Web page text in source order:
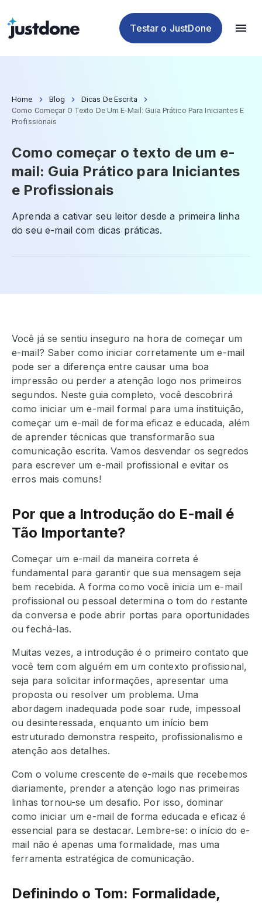
Testar o JustDone
Home Blog
Dicas De Escrita
Como Começar O Texto De Um E-Mail: Guia Prático Para Iniciantes E
Profissionais
Como começar o texto de um e-
mail: Guia Prático para Iniciantes
e Profissionais
Aprenda a cativar seu leitor desde a primeira linha
do seu e-mail com dicas práticas.
Você já se sentiu inseguro na hora de começar um
e-mail? Saber como iniciar corretamente um e-mail
pode ser a diferença entre causar uma boa
impressão ou perder a atenção logo nos primeiros
segundos. Neste guia completo, você descobrirá
como iniciar um e-mail formal para uma instituição,
começar um e-mail de forma eficaz e educada, além
de aprender técnicas que transformarão sua
comunicação escrita. Vamos desvendar os segredos
para escrever um e-mail profissional e evitar os
erros mais comuns!
Por que a Introdução do E-mail é
Tão Importante?
Começar um e-mail da maneira correta é
fundamental para garantir que sua mensagem seja
bem recebida. A forma como você inicia um e-mail
profissional ou pessoal determina o tom do restante
da conversa e pode abrir portas para oportunidades
ou fechá-las.
Muitas vezes, a introdução é o primeiro contato que
você tem com alguém em um contexto profissional,
seja para solicitar informações, apresentar uma
proposta ou resolver um problema. Uma
abordagem inadequada pode soar rude, impessoal
ou desinteressada, enquanto um início bem
estruturado demonstra respeito, profissionalismo e
atenção aos detalhes.
Com o volume crescente de e-mails que recebemos
diariamente, prender a atenção logo nas primeiras
linhas tornou-se um desafio. Por isso, dominar
como iniciar um e-mail de forma educada e eficaz é
essencial para se destacar. Lembre-se: o início do e-
mail não é apenas uma formalidade, mas uma
ferramenta estratégica de comunicação.
Definindo o Tom: Formalidade,